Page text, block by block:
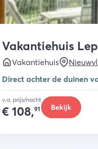
Vakantiehuis
Vakantiehuis
Direct achter de duinen
v.a. prijs/nacht
€ 108,91 Bekijk